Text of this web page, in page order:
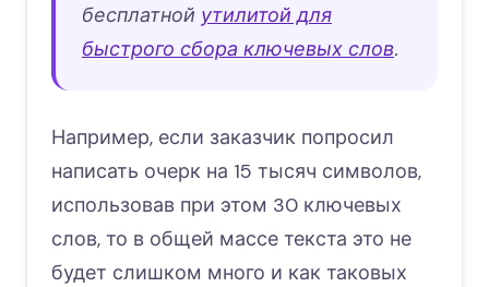
бесплатной утилитой для
быстрого сбора ключевых слов.
Например, если заказчик попросил
написать очерк на 15 тысяч символов,
использовав при этом 30 ключевых
слов, то в общей массе текста это не
будет слишком много и как таковых